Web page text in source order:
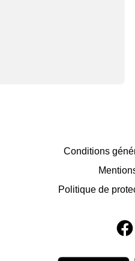
Conditions
Politique de